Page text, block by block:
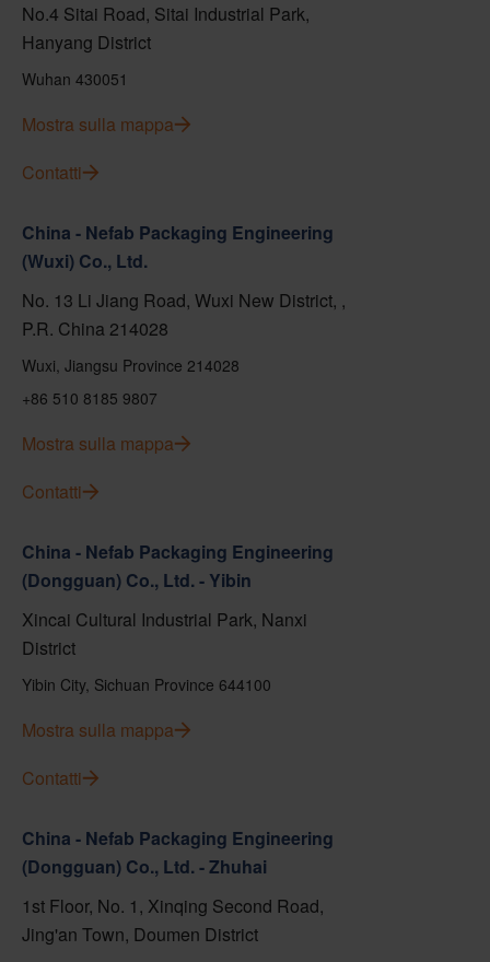
No.4 Sitai Road, Sitai Industrial Park,
Hanyang District
Wuhan 430051
Mostra sulla mappa
Contatti
China - Nefab Packaging Engineering
(Wuxi) Co., Ltd.
No. 13 Li Jiang Road, Wuxi New District, ,
P.R. China 214028
Wuxi, Jiangsu Province 214028
+86 510 8185 9807
Mostra sulla mappa
Contatti
China - Nefab Packaging Engineering
(Dongguan) Co., Ltd. - Yibin
Xincai Cultural Industrial Park, Nanxi
District
Yibin City, Sichuan Province 644100
Mostra sulla mappa
Contatti
China - Nefab Packaging Engineering
(Dongguan) Co., Ltd. - Zhuhai
1st Floor, No. 1, Xinqing Second Road,
Jing'an Town, Doumen District